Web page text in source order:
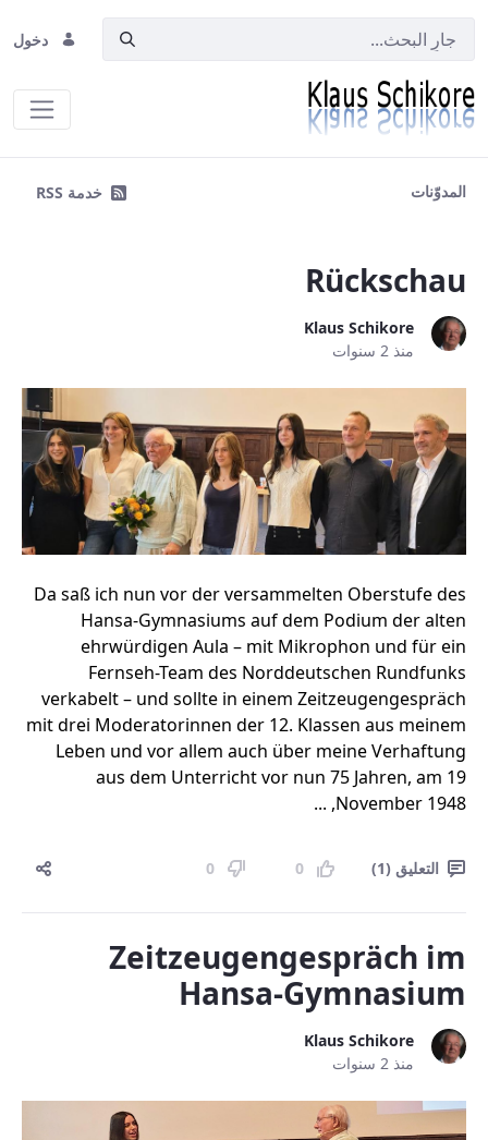
دخول
المدوّنات خدمة RSS
Rückschau
Klaus Schikore
منذ 2 سنوات
Da saß ich nun vor der versammelten Oberstufe des
Hansa-Gymnasiums auf dem Podium der alten
ehrwürdigen Aula – mit Mikrophon und für ein
Fernseh-Team des Norddeutschen Rundfunks
verkabelt – und sollte in einem Zeitzeugengespräch
mit drei Moderatorinnen der 12. Klassen aus meinem
Leben und vor allem auch über meine Verhaftung
aus dem Unterricht vor nun 75 Jahren, am 19
November 1948, ...
التعليق (1) 0
0
Zeitzeugengespräch im
Hansa-Gymnasium
Klaus Schikore
منذ 2 سنوات